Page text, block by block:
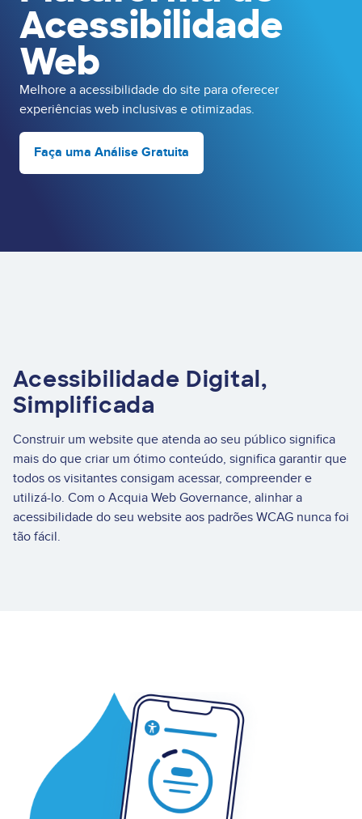
Acessibilidade
Web
Melhore a acessibilidade do site para oferecer
experiências web inclusivas e otimizadas.
Faça uma Análise Gratuita
Acessibilidade Digital,
Simplificada
Construir um website que atenda ao seu público significa
mais do que criar um ótimo conteúdo, significa garantir que
todos os visitantes consigam acessar, compreender e
utilizá-lo. Com o Acquia Web Governance, alinhar a
acessibilidade do seu website aos padrões WCAG nunca foi
tão fácil.